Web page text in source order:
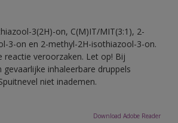
3(2H)-on, C(M)IT/MIT(3:1), 2-
3-on en 2-methyl-2H-isothiazool-3-on.
reactie veroorzaken. Let op! Bij
gevaarlijke inhaleerbare druppels
niet inademen.
Download Adobe Reader